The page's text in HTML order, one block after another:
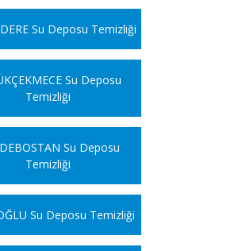
Su Deposu Temizliği
Su Deposu
Temizliği
Su Deposu
Temizliği
Su Deposu Temizliği